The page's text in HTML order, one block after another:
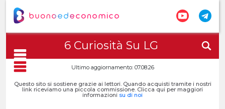
6 Curiosità Su LG
Ultimo aggiornamento: 07.08.26
Questo sito si sostiene grazie ai lettori. Quando acquisti tramite i nostri
link riceviamo una piccola commissione. Clicca qui per maggiori
informazioni su di noi